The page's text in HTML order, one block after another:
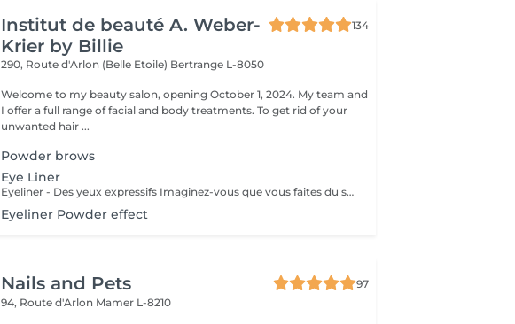
Institut de beauté A. Weber-
Krier by Billie
134
290, Route d'Arlon (Belle Etoile) Bertrange L-8050
Welcome to my beauty salon, opening October 1, 2024. My team and
I offer a full range of facial and body treatments. To get rid of your
unwanted hair ...
Powder brows
Eye Liner
Eyeliner - Des yeux expressifs Imaginez-vous que vous faites du sport, que vous allez vous baigner ou au sauna et que votre Eyeliner ne s'efface pas, ne coule pas plus jamais. Vos cils paraissent plus fournis et vos yeux sont plus expressifs grâce à un Eyeliner fin. L'Eyeliner est aussi la solution parfaite si vous portez des lentilles ou si vous avez des problèmes de vue ou bien si vous voulez tout simplement gagner du temps. Vous avez le choix entre un Eyeliner très fin et discret et un Eyeliner décoratif, tout comme vous le souhaitez. Dans tous les cas l'Eyeliner mettra vos yeux en valeur.
Eyeliner Powder effect
Nails and Pets
97
94, Route d'Arlon Mamer L-8210